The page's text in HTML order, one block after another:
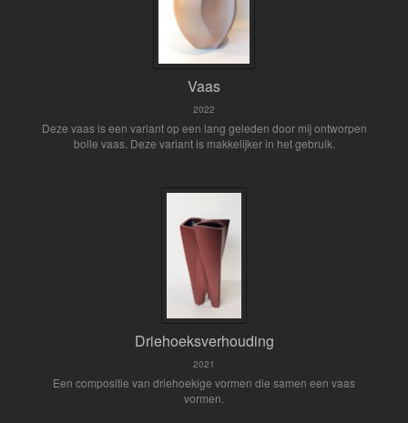
Vaas
2022
Deze vaas is een variant op een lang geleden door mij ontworpen
bolle vaas. Deze variant is makkelijker in het gebruik.
Driehoeksverhouding
2021
Een compositie van driehoekige vormen die samen een vaas
vormen.